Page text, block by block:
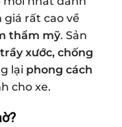
rất cao về
thẩm mỹ. Sản
xước, chống
lại phong cách
cho xe.